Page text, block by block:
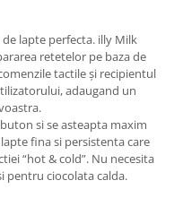
lapte perfecta. illy Milk
retetelor pe baza de
tactile și recipientul
adaugand un
si se asteapta maxim
fina si persistenta care
“hot & cold”. Nu necesita
pentru ciocolata calda.